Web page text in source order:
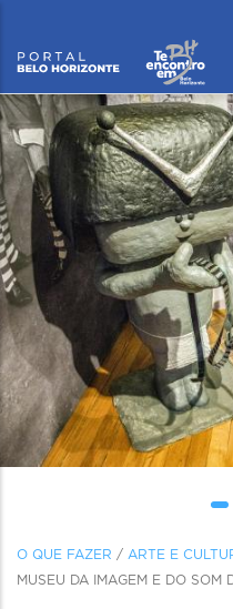
O QUE FAZER / ARTE E
MUSEU DA IMAGEM E DO SOM